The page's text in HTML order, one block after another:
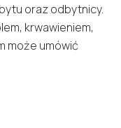
oraz odbytnicy.
krwawieniem,
może umówić